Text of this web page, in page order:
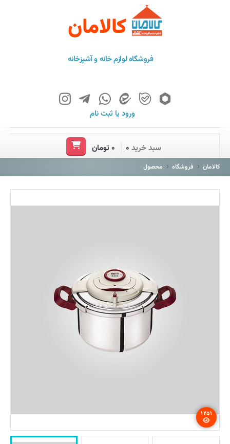
کالامان
فروشگاه لوازم خانه و آشپزخانه
ورودیا ثبت نام
فروشگاه
باشگاه مشتریان
سبد خرید ۰ ۰ تومان
کالامان فروشگاه محصول
۱۴۵۱